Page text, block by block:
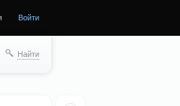
Войти
Найти